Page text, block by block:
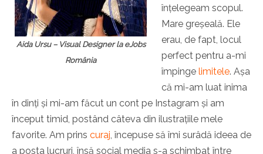
Aida Ursu – Visual Designer la eJobs
România
înțelegeam scopul.
Mare greșeală. Ele
erau, de fapt, locul
perfect pentru a-mi
împinge limitele. Așa
că mi-am luat inima
în dinți și mi-am făcut un cont pe Instagram și am
început timid, postând câteva din ilustrațiile mele
favorite. Am prins curaj, începuse să îmi surâdă ideea de
a posta lucruri, însă social media s-a schimbat între